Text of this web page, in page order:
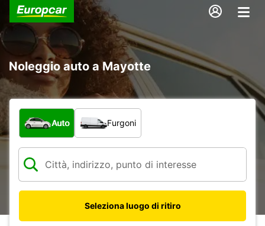
Noleggio auto a Mayotte
Scegli la tipologia di veicolo:
Auto Furgoni
Seleziona luogo di ritiro